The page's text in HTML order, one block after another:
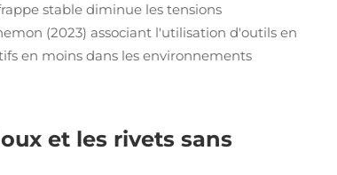
stable diminue les tensions
(2023) associant l'utilisation d'outils en
en moins dans les environnements
et les rivets sans